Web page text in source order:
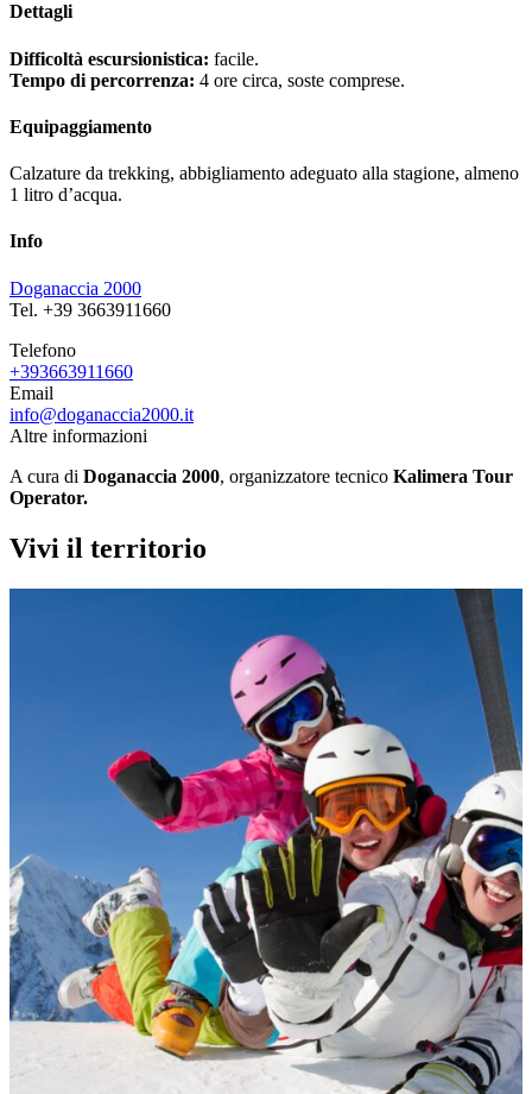
Dettagli
Difficoltà escursionistica: facile.
Tempo di percorrenza: 4 ore circa, soste comprese.
Equipaggiamento
Calzature da trekking, abbigliamento adeguato alla stagione, almeno
1 litro d’acqua.
Info
Doganaccia 2000
Tel. +39 3663911660
Telefono
+393663911660
Email
info@doganaccia2000.it
Altre informazioni
A cura di Doganaccia 2000, organizzatore tecnico Kalimera Tour
Operator.
Vivi il territorio
Musei
Museo dello Sci di Abetone
Abetone Cutigliano